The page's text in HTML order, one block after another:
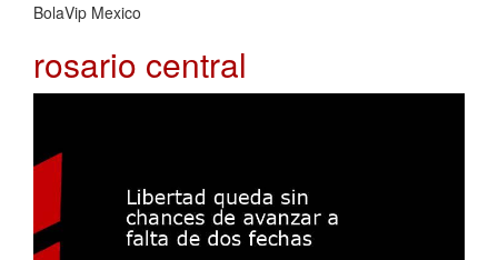
BolaVip Mexico
rosario central